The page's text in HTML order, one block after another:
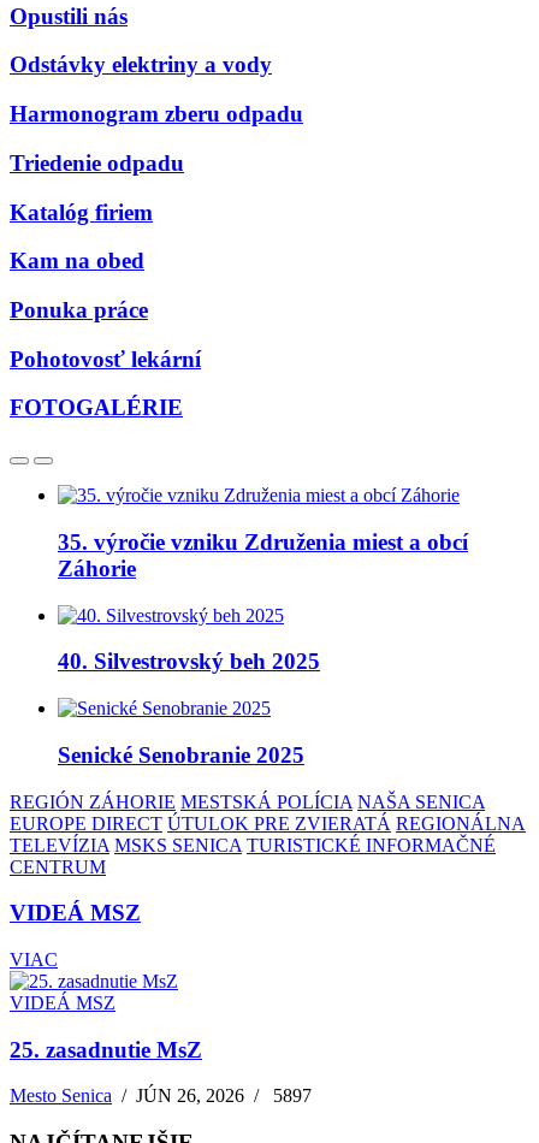
Opustili nás
Odstávky elektriny a vody
Harmonogram zberu odpadu
Triedenie odpadu
Katalóg firiem
Kam na obed
Ponuka práce
Pohotovosť lekární
FOTOGALÉRIE
35. výročie vzniku Združenia miest a obcí
Záhorie
40. Silvestrovský beh 2025
Senické Senobranie 2025
REGIÓN ZÁHORIE MESTSKÁ POLÍCIA NAŠA SENICA
EUROPE DIRECT ÚTULOK PRE ZVIERATÁ REGIONÁLNA
TELEVÍZIA MSKS SENICA TURISTICKÉ INFORMAČNÉ
CENTRUM
VIDEÁ MSZ
VIAC
VIDEÁ MSZ
25. zasadnutie MsZ
Mesto Senica /JÚN 26, 2026 / 5897